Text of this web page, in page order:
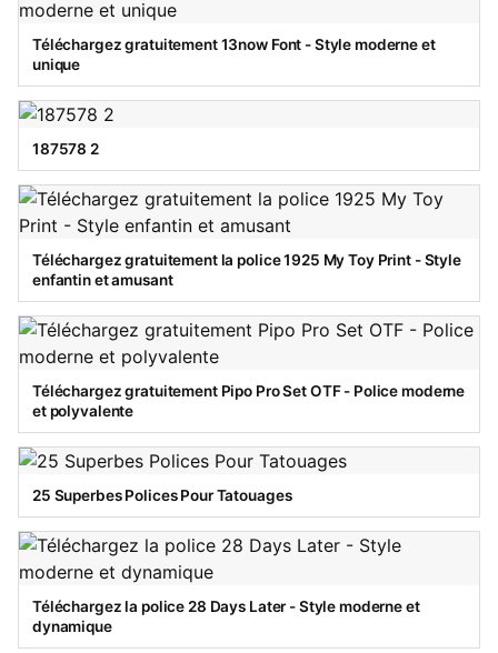
Téléchargez gratuitement 13now Font - Style moderne et
unique
187578 2
Téléchargez gratuitement la police 1925 My Toy Print - Style
enfantin et amusant
Téléchargez gratuitement Pipo Pro Set OTF - Police moderne
et polyvalente
25 Superbes Polices Pour Tatouages
Téléchargez la police 28 Days Later - Style moderne et
dynamique